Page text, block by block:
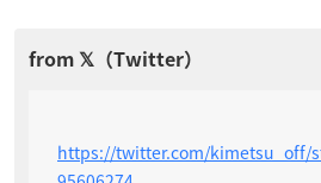
https://twitter.com/kimetsu_off/